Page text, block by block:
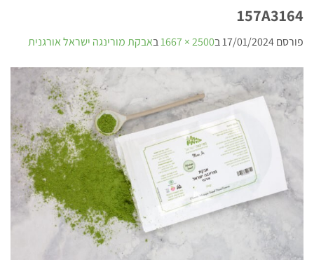
157A3164
פורסם17/01/2024ב2500 × 1667 באבקת מורינגה ישראל אורגנית